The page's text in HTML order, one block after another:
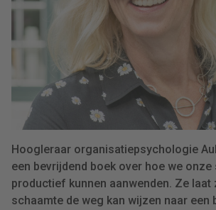
Hoogleraar organisatiepsychologie
een bevrijdend boek over hoe we onze
productief kunnen aanwenden. Ze laat
schaamte de weg kan wijzen naar een